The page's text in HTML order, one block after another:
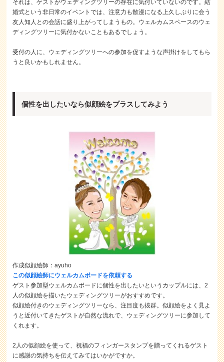
それは、ゲストがウェディングツリーの存在に気付いていないのです。結
婚式という非日常のイベントでは、注意力も散漫になる上久しぶりに会う
友人知人との会話に盛り上がってしまうもの。ウェルカムスペースのウェ
ディングツリーに気付かないこともあるでしょう。
受付の人に、ウェディングツリーへの参加を促すような声掛けをしてもら
うと良いかもしれません。
個性を出したいなら似顔絵をプラスしてみよう
作成似顔絵師：ayuho
この似顔絵師にウェルカムボードを依頼する
ゲスト参加型ウェルカムボードに個性を出したいというカップルには、2
人の似顔絵を描いたウェディングツリーがおすすめです。
似顔絵付きのウェディングツリーなら、注目度も抜群。似顔絵をよく見よ
うと近付いてきたゲストが自然な流れで、ウェディングツリーに参加して
くれます。
2人の似顔絵を使って、祝福のフィンガースタンプを贈ってくれるゲスト
に感謝の気持ちを伝えてみてはいかがですか。